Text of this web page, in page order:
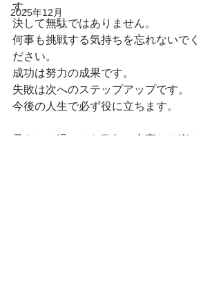
2025年12月
す。
決して無駄ではありません。
何事も挑戦する気持ちを忘れないでく
ださい。
成功は努力の成果です。
失敗は次へのステップアップです。
今後の人生で必ず役に立ちます。
君たちと過ごした数年、充実した楽し